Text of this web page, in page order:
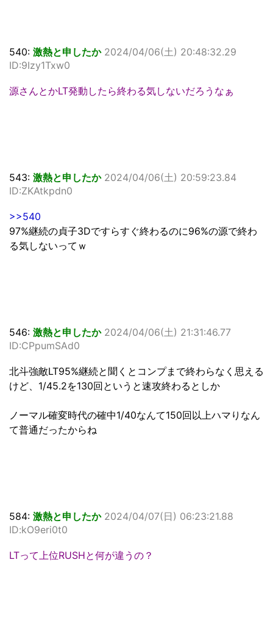
540: 激熱と申したか 2024/04/06(土) 20:48:32.29
ID:9Izy1Txw0
源さんとかLT発動したら終わる気しないだろうなぁ
543: 激熱と申したか 2024/04/06(土) 20:59:23.84
ID:ZKAtkpdn0
>>540
97%継続の貞子3Dですらすぐ終わるのに96%の源で終わ
る気しないってｗ
546: 激熱と申したか 2024/04/06(土) 21:31:46.77
ID:CPpumSAd0
北斗強敵LT95%継続と聞くとコンプまで終わらなく思える
けど、1/45.2を130回というと速攻終わるとしか
ノーマル確変時代の確中1/40なんて150回以上ハマりなん
て普通だったからね
584: 激熱と申したか 2024/04/07(日) 06:23:21.88
ID:kO9eri0t0
LTって上位RUSHと何が違うの？